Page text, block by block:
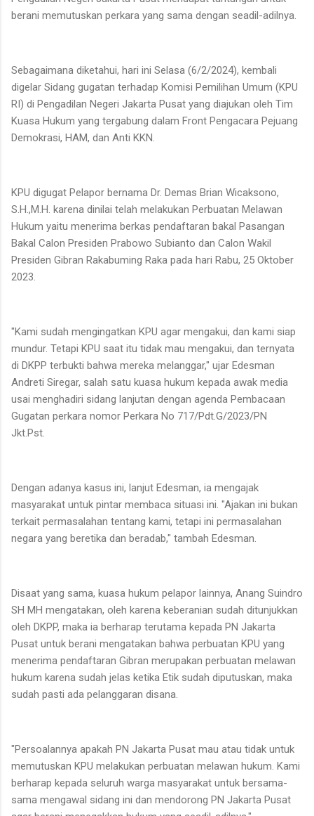
berani memutuskan perkara yang sama dengan seadil-adilnya.
Sebagaimana diketahui, hari ini Selasa (6/2/2024), kembali
digelar Sidang gugatan terhadap Komisi Pemilihan Umum (KPU
RI) di Pengadilan Negeri Jakarta Pusat yang diajukan oleh Tim
Kuasa Hukum yang tergabung dalam Front Pengacara Pejuang
Demokrasi, HAM, dan Anti KKN.
KPU digugat Pelapor bernama Dr. Demas Brian Wicaksono,
S.H.,M.H. karena dinilai telah melakukan Perbuatan Melawan
Hukum yaitu menerima berkas pendaftaran bakal Pasangan
Bakal Calon Presiden Prabowo Subianto dan Calon Wakil
Presiden Gibran Rakabuming Raka pada hari Rabu, 25 Oktober
2023.
"Kami sudah mengingatkan KPU agar mengakui, dan kami siap
mundur. Tetapi KPU saat itu tidak mau mengakui, dan ternyata
di DKPP terbukti bahwa mereka melanggar," ujar Edesman
Andreti Siregar, salah satu kuasa hukum kepada awak media
usai menghadiri sidang lanjutan dengan agenda Pembacaan
Gugatan perkara nomor Perkara No 717/Pdt.G/2023/PN
Jkt.Pst.
Dengan adanya kasus ini, lanjut Edesman, ia mengajak
masyarakat untuk pintar membaca situasi ini. "Ajakan ini bukan
terkait permasalahan tentang kami, tetapi ini permasalahan
negara yang beretika dan beradab," tambah Edesman.
Disaat yang sama, kuasa hukum pelapor lainnya, Anang Suindro
SH MH mengatakan, oleh karena keberanian sudah ditunjukkan
oleh DKPP, maka ia berharap terutama kepada PN Jakarta
Pusat untuk berani mengatakan bahwa perbuatan KPU yang
menerima pendaftaran Gibran merupakan perbuatan melawan
hukum karena sudah jelas ketika Etik sudah diputuskan, maka
sudah pasti ada pelanggaran disana.
"Persoalannya apakah PN Jakarta Pusat mau atau tidak untuk
memutuskan KPU melakukan perbuatan melawan hukum. Kami
berharap kepada seluruh warga masyarakat untuk bersama-
sama mengawal sidang ini dan mendorong PN Jakarta Pusat